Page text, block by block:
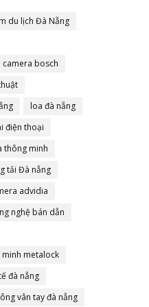
du lịch Đà Nẵng
camera bosch
loa đà nẵng
điện thoại
thông minh
tải Đà nẵng
advidia
nghệ bán dẫn
metalock
đà nẵng
vân tay đà nẵng